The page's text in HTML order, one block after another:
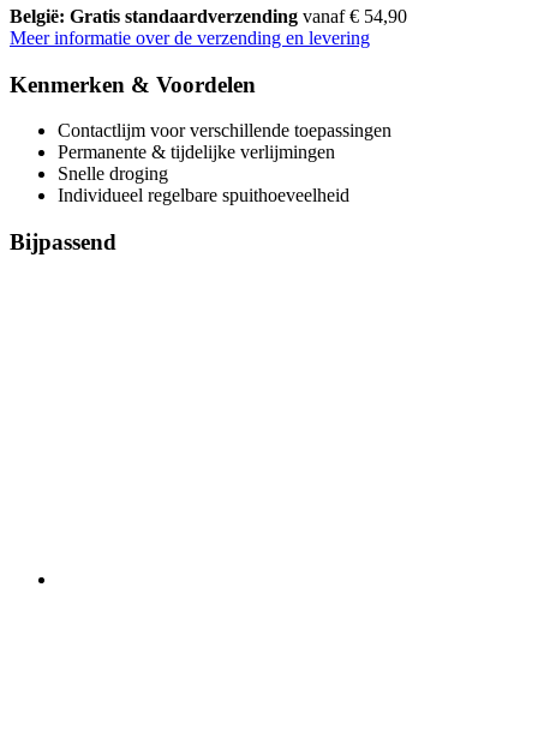
België: Gratis standaardverzending vanaf € 54,90
Meer informatie over de verzending en levering
Kenmerken & Voordelen
Contactlijm voor verschillende toepassingen
Permanente & tijdelijke verlijmingen
Snelle droging
Individueel regelbare spuithoeveelheid
Bijpassend